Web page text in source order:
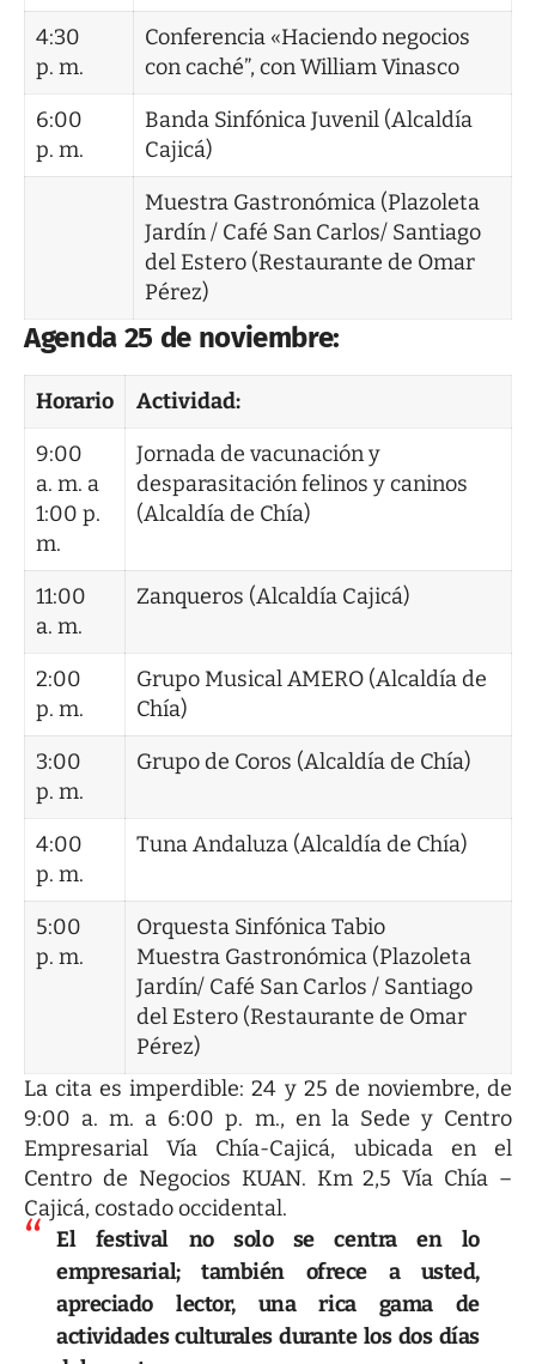
4:30
p. m.
Conferencia «Haciendo negocios
con caché”, con William Vinasco
6:00
p. m.
Banda Sinfónica Juvenil (Alcaldía
Cajicá)
Muestra Gastronómica (Plazoleta
Jardín / Café San Carlos/ Santiago
del Estero (Restaurante de Omar
Pérez)
Agenda 25 de noviembre:
Horario
Actividad:
9:00
a. m. a
1:00 p.
m.
Jornada de vacunación y
desparasitación felinos y caninos
(Alcaldía de Chía)
11:00
a. m.
Zanqueros (Alcaldía Cajicá)
2:00
p. m.
Grupo Musical AMERO (Alcaldía de
Chía)
3:00
p. m.
Grupo de Coros (Alcaldía de Chía)
4:00
p. m.
Tuna Andaluza (Alcaldía de Chía)
5:00
p. m.
Orquesta Sinfónica Tabio
Muestra Gastronómica (Plazoleta
Jardín/ Café San Carlos / Santiago
del Estero (Restaurante de Omar
Pérez)
La cita es imperdible: 24 y 25 de noviembre, de
9:00 a. m. a 6:00 p. m., en la Sede y Centro
Empresarial Vía Chía-Cajicá, ubicada en el
Centro de Negocios KUAN. Km 2,5 Vía Chía –
Cajicá, costado occidental.
El festival no solo se centra en lo
empresarial; también ofrece a usted,
apreciado lector, una rica gama de
actividades culturales durante los dos días